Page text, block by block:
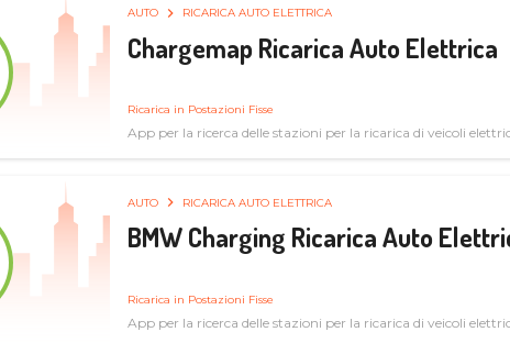
AUTO RICARICA AUTO ELETTRICA
Chargemap Ricarica Auto Elettrica
Ricarica in Postazioni Fisse
App per la ricerca delle stazioni per la ricarica di veicoli
AUTO RICARICA AUTO ELETTRICA
BMW Charging Ricarica Auto
Ricarica in Postazioni Fisse
App per la ricerca delle stazioni per la ricarica di veicoli